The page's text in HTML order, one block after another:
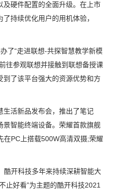
及硬件配置的全面升级。在上市
持续优化用户的用机体验，
“走进联想-共探智慧教学新模
往参观联想并接触到联想备授课
了该平台强大的资源优势和方
活新品发布会，推出了笔记
智能终端设备。荣耀首款旗舰
在PC上搭载500W高清双摄;荣耀
开科技多年来持续深耕智能大
止好看”为主题的酷开科技2021